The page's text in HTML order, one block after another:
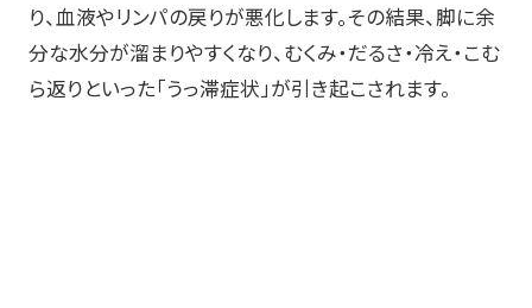
り、血液やリンパの戻りが悪化します。その結果、脚に余
分な水分が溜まりやすくなり、むくみ・だるさ・冷え・こむ
ら返りといった「うっ滞症状」が引き起こされます。